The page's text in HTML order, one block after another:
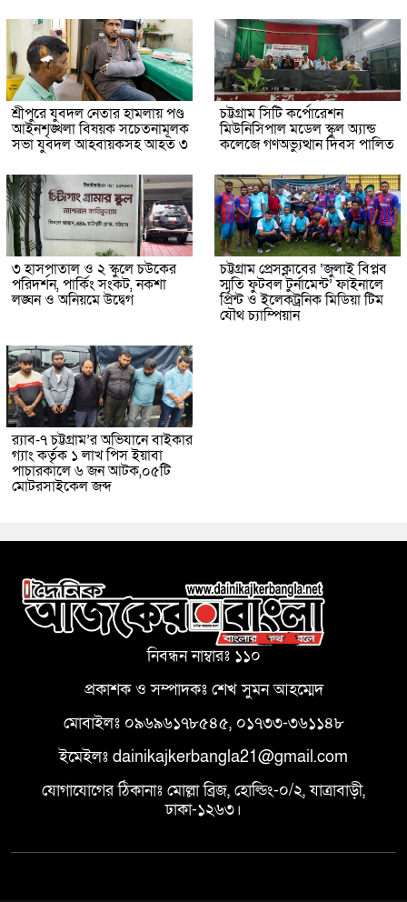
শ্রীপুরে যুবদল নেতার হামলায় পণ্ড
আইনশৃঙ্খলা বিষয়ক সচেতনামূলক
সভা যুবদল আহবায়কসহ আহত ৩
চট্টগ্রাম সিটি কর্পোরেশন
মিউনিসিপাল মডেল স্কুল অ্যান্ড
কলেজে গণঅভ্যুত্থান দিবস পালিত
৩ হাসপাতাল ও ২ স্কুলে চউকের
পরিদর্শন, পার্কিং সংকট, নকশা
লঙ্ঘন ও অনিয়মে উদ্বেগ
চট্টগ্রাম প্রেসক্লাবের ‘জুলাই বিপ্লব
স্মৃতি ফুটবল টুর্নামেন্ট’ ফাইনালে
প্রিন্ট ও ইলেকট্রনিক মিডিয়া টিম
যৌথ চ্যাম্পিয়ান
র‌্যাব-৭ চট্টগ্রাম’র অভিযানে বাইকার
গ্যাং কর্তৃক ১ লাখ পিস ইয়াবা
পাচারকালে ৬ জন আটক,০৫টি
মোটরসাইকেল জব্দ
নিবন্ধন নাম্বারঃ ১১০
প্রকাশক ও সম্পাদকঃ শেখ সুমন আহম্মেদ
মোবাইলঃ ০৯৬৯৬১৭৮৫৪৫, ০১৭৩৩-৩৬১১৪৮
ইমেইলঃ dainikajkerbangla21@gmail.com
যোগাযোগের ঠিকানাঃ মোল্লা ব্রিজ, হোল্ডিং-০/২, যাত্রাবাড়ী,
ঢাকা-১২৬৩।